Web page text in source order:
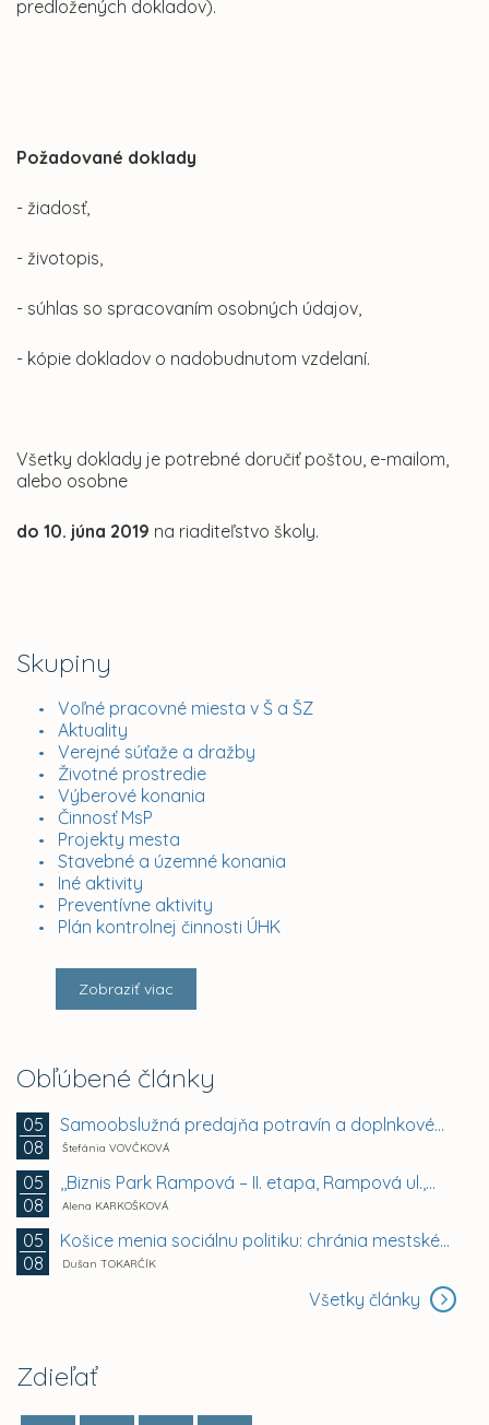
Skupiny
Voľné pracovné miesta v Š a ŠZ
Aktuality
Verejné súťaže a dražby
Životné prostredie
Výberové konania
Činnosť MsP
Projekty mesta
Stavebné a územné konania
Iné aktivity
Preventívne aktivity
Plán kontrolnej činnosti ÚHK
Zobraziť viac
Obľúbené články
05
08
Samoobslužná predajňa potravín a doplnkového tovaru
Štefánia VOVČKOVÁ
05
08
,,Biznis Park Rampová – II. etapa, Rampová ul.,...
Alena KARKOŠKOVÁ
05
08
Košice menia sociálnu politiku: chránia mestské byty...
Dušan TOKARČÍK
Všetky články
Zdieľať
predložených dokladov).
Požadované doklady
- žiadosť,
- životopis,
- súhlas so spracovaním osobných údajov,
- kópie dokladov o nadobudnutom vzdelaní.
Všetky doklady je potrebné doručiť poštou, e-mailom,
alebo osobne
do 10. júna 2019 na riaditeľstvo školy.